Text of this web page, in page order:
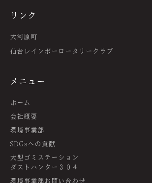
リンク
大河原町
仙台レインボーロータリークラブ
メニュー
ホーム
会社概要
環境事業部
SDGsへの貢献
大型ゴミステーション
ダストハンター３０４
環境事業部お問い合わせ